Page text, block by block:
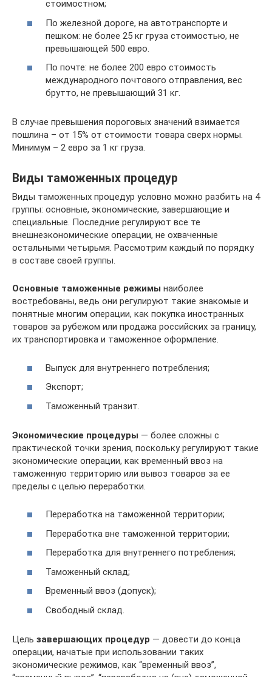
стоимостном;
По железной дороге, на автотранспорте и
пешком: не более 25 кг груза стоимостью, не
превышающей 500 евро.
По почте: не более 200 евро стоимость
международного почтового отправления, вес
брутто, не превышающий 31 кг.
В случае превышения пороговых значений взимается
пошлина – от 15% от стоимости товара сверх нормы.
Минимум – 2 евро за 1 кг груза.
Виды таможенных процедур
Виды таможенных процедур условно можно разбить на 4
группы: основные, экономические, завершающие и
специальные. Последние регулируют все те
внешнеэкономические операции, не охваченные
остальными четырьмя. Рассмотрим каждый по порядку
в составе своей группы.
Основные таможенные режимы наиболее
востребованы, ведь они регулируют такие знакомые и
понятные многим операции, как покупка иностранных
товаров за рубежом или продажа российских за границу,
их транспортировка и таможенное оформление.
Выпуск для внутреннего потребления;
Экспорт;
Таможенный транзит.
Экономические процедуры — более сложны с
практической точки зрения, поскольку регулируют такие
экономические операции, как временный ввоз на
таможенную территорию или вывоз товаров за ее
пределы с целью переработки.
Переработка на таможенной территории;
Переработка вне таможенной территории;
Переработка для внутреннего потребления;
Таможенный склад;
Временный ввоз (допуск);
Свободный склад.
Цель завершающих процедур — довести до конца
операции, начатые при использовании таких
экономические режимов, как “временный ввоз”,